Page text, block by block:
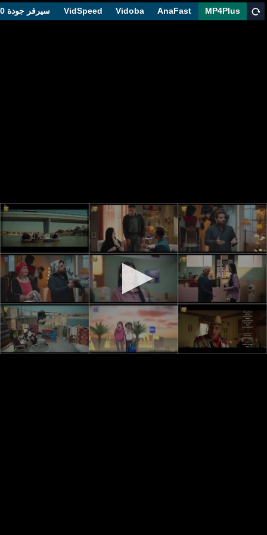
MP4Plus
AnaFast
Vidoba
VidSpeed سيرفر جودة 1080